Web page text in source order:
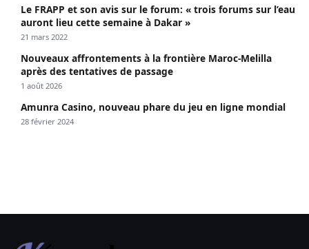
Le FRAPP et son avis sur le forum: « trois forums sur l’eau
auront lieu cette semaine à Dakar »
21 mars 2022
Nouveaux affrontements à la frontière Maroc-Melilla
après des tentatives de passage
1 août 2026
Amunra Casino, nouveau phare du jeu en ligne mondial
28 février 2024